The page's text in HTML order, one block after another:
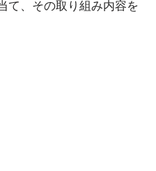
て、その取り組み内容を